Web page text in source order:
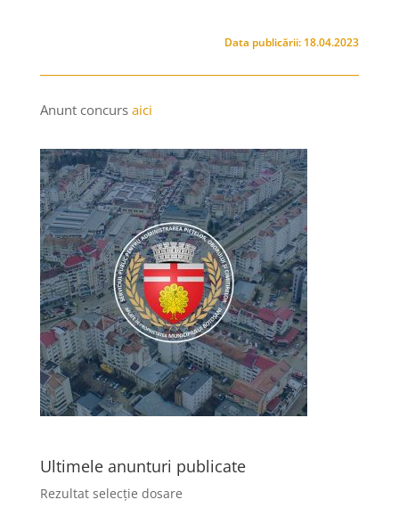
Data publicării: 18.04.2023
Anunt concurs aici
Ultimele anunturi publicate
Rezultat selecție dosare